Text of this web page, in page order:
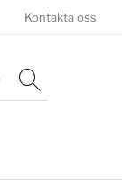
Kontakta oss